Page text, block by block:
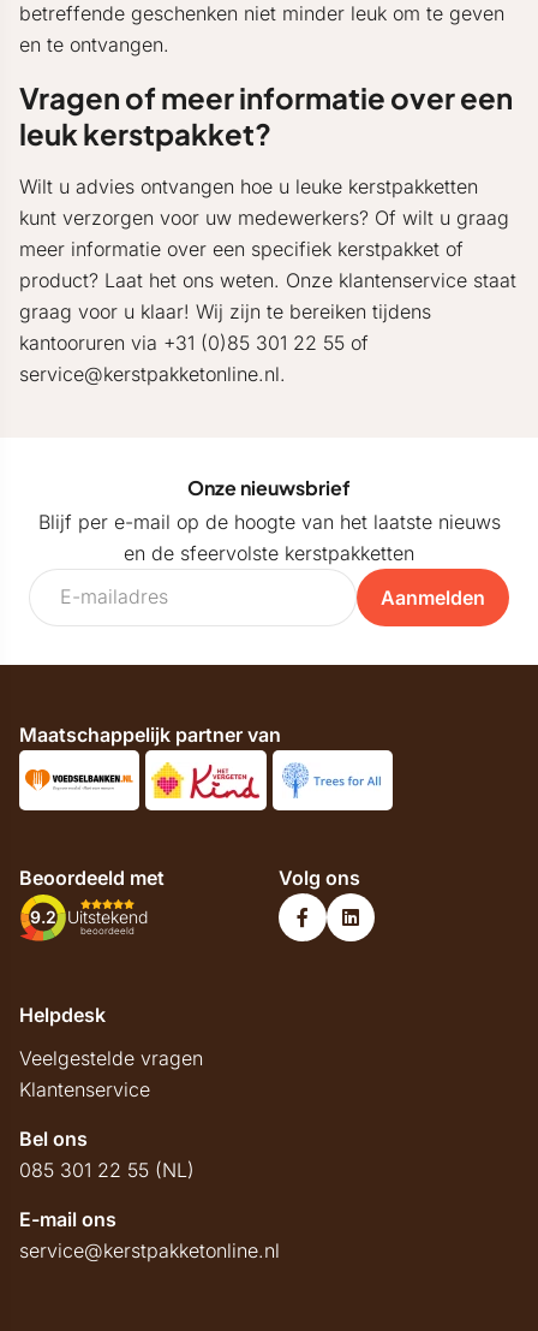
betreffende geschenken niet minder leuk om te geven
en te ontvangen.
Vragen of meer informatie over een
leuk kerstpakket?
Wilt u advies ontvangen hoe u leuke kerstpakketten
kunt verzorgen voor uw medewerkers? Of wilt u graag
meer informatie over een specifiek kerstpakket of
product? Laat het ons weten. Onze klantenservice staat
graag voor u klaar! Wij zijn te bereiken tijdens
kantooruren via +31 (0)85 301 22 55 of
service@kerstpakketonline.nl.
Onze nieuwsbrief
Blijf per e-mail op de hoogte van het laatste nieuws
en de sfeervolste kerstpakketten
Aanmelden
Maatschappelijk partner van
Beoordeeld met
9.2 Uitstekend
beoordeeld
Volg ons
Helpdesk
Veelgestelde vragen
Klantenservice
Bel ons
085 301 22 55 (NL)
E-mail ons
service@kerstpakketonline.nl